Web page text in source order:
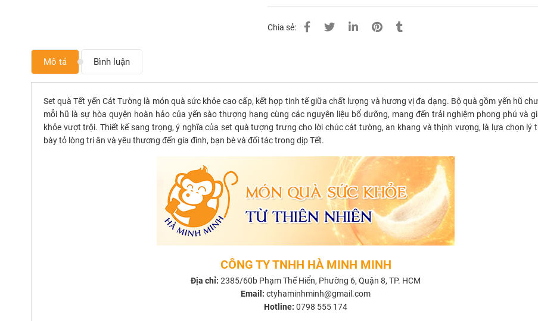
Chia sẻ:
Mô tả Bình luận
Set quà Tết yến Cát Tường là món quà sức khỏe cao cấp, kết hợp tinh tế giữa chất lượng và hương vị đa dạng. Bộ quà gồm yến hũ
mỗi hũ là sự hòa quyện hoàn hảo của yến sào thượng hạng cùng các nguyên liệu bổ dưỡng, mang đến trải nghiệm phong phú và
khỏe vượt trội. Thiết kế sang trọng, ý nghĩa của set quà tượng trưng cho lời chúc cát tường, an khang và thịnh vượng, là lựa chọn lý
bày tỏ lòng tri ân và yêu thương đến gia đình, bạn bè và đối tác trong dịp Tết.
CÔNG TY TNHH HÀ MINH MINH
Địa chỉ: 2385/60b Phạm Thế Hiển, Phường 6, Quận 8, TP. HCM
Email:ctyhaminhminh@gmail.com
Hotline:0798 555 174